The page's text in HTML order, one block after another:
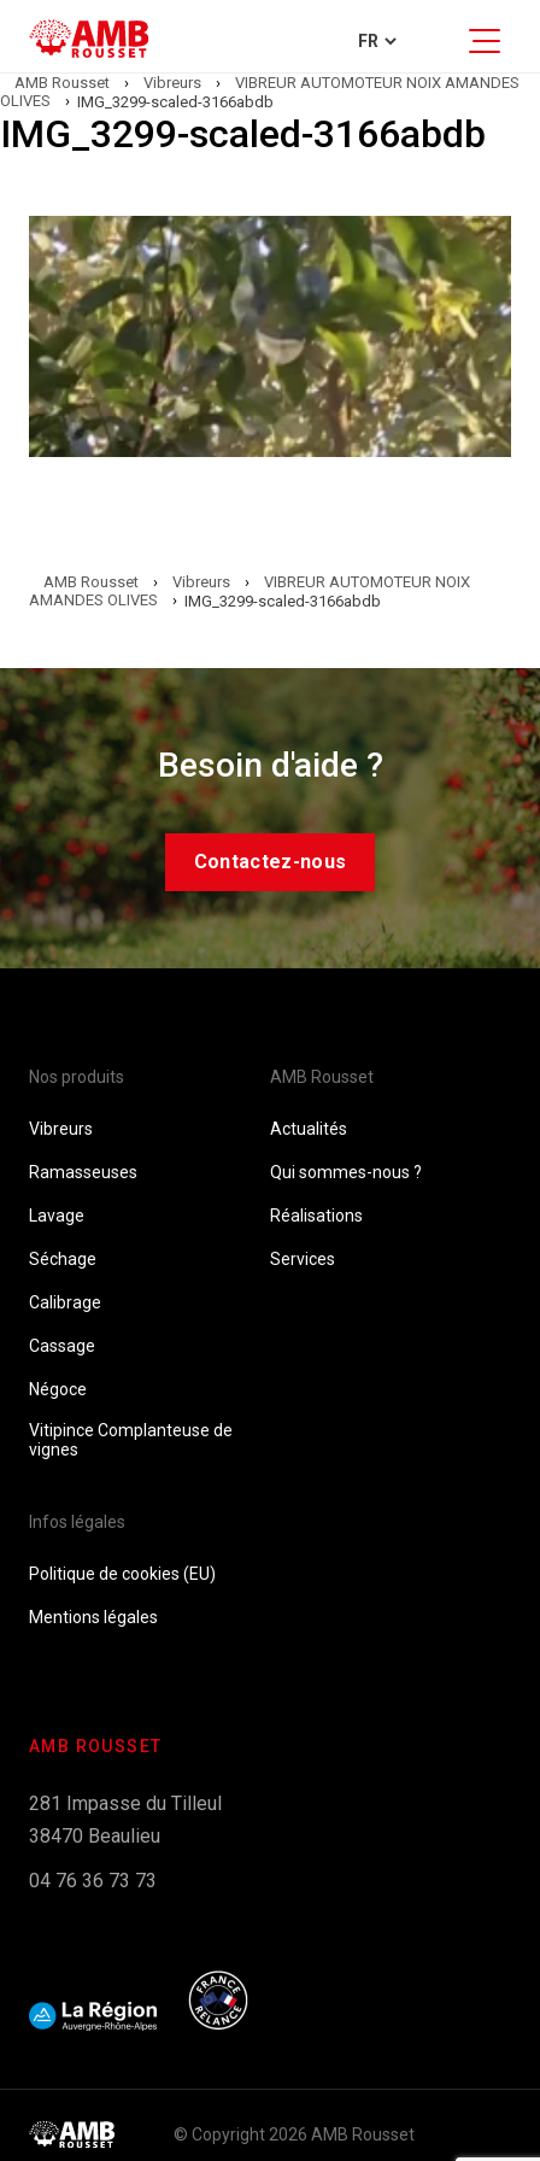
AMB Rousset › Vibreurs ›
VIBREUR AUTOMOTEUR NOIX AMANDES
OLIVES
› IMG_3299-scaled-3166abdb
IMG_3299-scaled-3166abdb
AMB Rousset › Vibreurs ›
VIBREUR AUTOMOTEUR NOIX
AMANDES OLIVES
› IMG_3299-scaled-3166abdb
Besoin d'aide ?
Contactez-nous
Nos produits
Vibreurs
Ramasseuses
Lavage
Séchage
Calibrage
Cassage
Négoce
Vitipince Complanteuse de
vignes
AMB Rousset
Actualités
Qui sommes-nous ?
Réalisations
Services
Infos légales
Politique de cookies (EU)
Mentions légales
AMB ROUSSET
281 Impasse du Tilleul
38470 Beaulieu
04 76 36 73 73
© Copyright 2026 AMB Rousset